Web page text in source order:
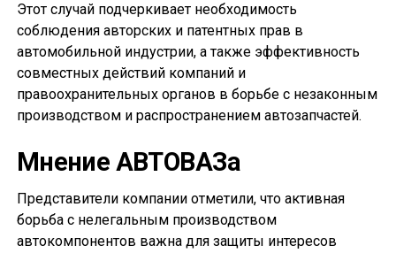
Этот случай подчеркивает необходимость
соблюдения авторских и патентных прав в
автомобильной индустрии, а также эффективность
совместных действий компаний и
правоохранительных органов в борьбе с незаконным
производством и распространением автозапчастей.
Мнение АВТОВАЗа
Представители компании отметили, что активная
борьба с нелегальным производством
автокомпонентов важна для защиты интересов